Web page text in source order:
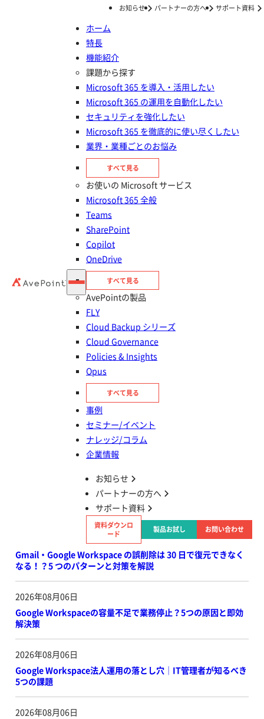
お知らせ パートナーの方へ サポート資料
ホーム
特長
機能紹介
課題から探す
Microsoft 365 を導入・活用したい
Microsoft 365 の運用を自動化したい
セキュリティを強化したい
Microsoft 365 を徹底的に使い尽くしたい
業界・業種ごとのお悩み
すべて見る
お使いの Microsoft サービス
Microsoft 365 全般
Teams
SharePoint
Copilot
OneDrive
すべて見る
AvePointの製品
FLY
Cloud Backup シリーズ
Cloud Governance
Policies & Insights
Opus
すべて見る
事例
セミナー/イベント
ナレッジ/コラム
企業情報
お知らせ
パートナーの方へ
サポート資料
資料ダウンロ
ード
製品お試し お問い合わせ
ナレッジ/コラム
Google Workspace
2026年08月06日
Google Workspaceの削除データを復元する方法｜管理者向け
2026年08月06日
Google ドライブのセキュリティリスク4選と対策6選｜企業向
2026年08月06日
Google ドライブ完全削除後の復元方法｜管理者向け完全ガイ
ド
共有ドライブ削除ファイルの復元方法｜管理者向け完全ガイド
Google ドライブのファイルが消えた？原因と探し方6選｜復元
2026年08月06日
共有ドライブのバックアップ方法3選｜比較と選び方完全ガイ
Gmailメールが消えた？原因と探し方｜検索コマンド活用ガイ
Gmail・Google Workspace の誤削除は 30 日で復元できなく
なる！？5 つのパターンと対策を解説
2026年08月06日
Google Workspaceの容量不足で業務停止？5つの原因と即効
解決策
2026年08月06日
Google Workspace法人運用の落とし穴｜IT管理者が知るべき
5つの課題
2026年08月06日